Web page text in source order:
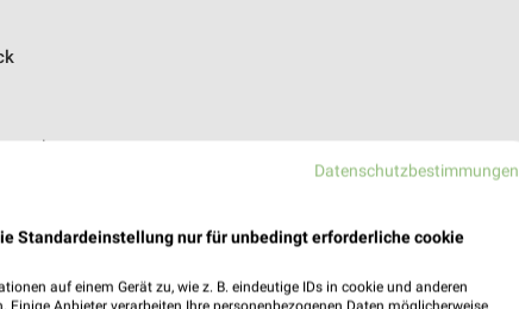
in Osnabrück und Umgebung
Datenschutzbestimmungen
Standardeinstellung nur für unbedingt erforderliche cookie
auf einem Gerät zu, wie z. B. eindeutige IDs in cookie und anderen